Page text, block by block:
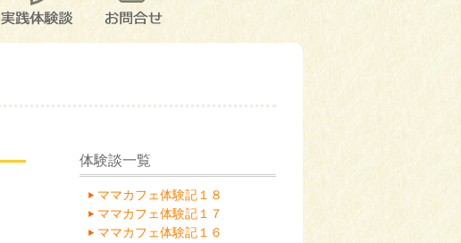
体験談一覧
ママカフェ体験記１８
ママカフェ体験記１７
ママカフェ体験記１６